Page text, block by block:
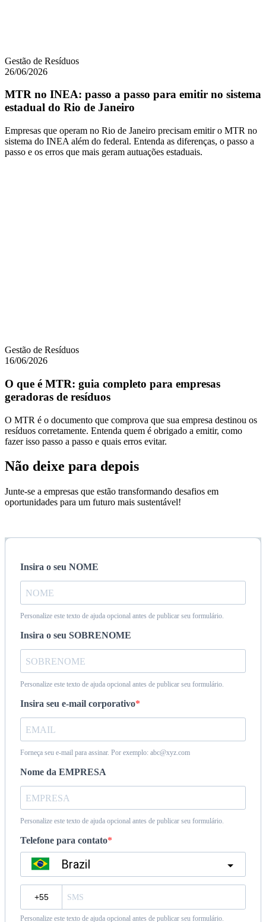
Gestão de Resíduos
26/06/2026
MTR no INEA: passo a passo para emitir no sistema
estadual do Rio de Janeiro
Empresas que operam no Rio de Janeiro precisam emitir o MTR no
sistema do INEA além do federal. Entenda as diferenças, o passo a
passo e os erros que mais geram autuações estaduais.
Gestão de Resíduos
16/06/2026
O que é MTR: guia completo para empresas
geradoras de resíduos
O MTR é o documento que comprova que sua empresa destinou os
resíduos corretamente. Entenda quem é obrigado a emitir, como
fazer isso passo a passo e quais erros evitar.
Não deixe para depois
Junte-se a empresas que estão transformando desafios em
oportunidades para um futuro mais sustentável!
Insira o seu NOME
Personalize este texto de ajuda opcional antes de publicar seu formulário.
Insira o seu SOBRENOME
Personalize este texto de ajuda opcional antes de publicar seu formulário.
Insira seu e-mail corporativo
Forneça seu e-mail para assinar. Por exemplo: abc@xyz.com
Nome da EMPRESA
Personalize este texto de ajuda opcional antes de publicar seu formulário.
Telefone para contato
Brazil
Personalize este texto de ajuda opcional antes de publicar seu formulário.